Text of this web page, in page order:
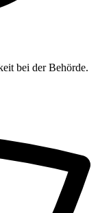
bei der Behörde.